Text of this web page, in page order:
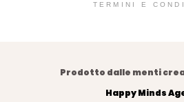
TERMINI E
Prodotto dalle menti
Happy Minds